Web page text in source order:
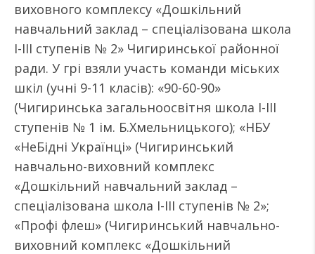
виховного комплексу «Дошкільний
навчальний заклад – спеціалізована школа
І-ІІІ ступенів № 2» Чигиринської районної
ради. У грі взяли участь команди міських
шкіл (учні 9-11 класів): «90-60-90»
(Чигиринська загальноосвітня школа І-ІІІ
ступенів № 1 ім. Б.Хмельницького); «НБУ
«НеБідні Українці» (Чигиринський
навчально-виховний комплекс
«Дошкільний навчальний заклад –
спеціалізована школа І-ІІІ ступенів № 2»;
«Профі флеш» (Чигиринський навчально-
виховний комплекс «Дошкільний